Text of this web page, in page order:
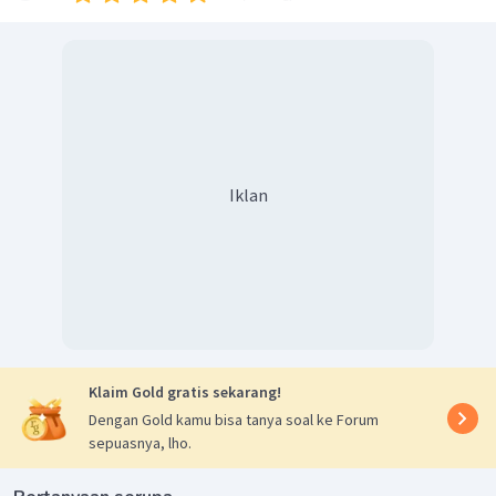
Iklan
Klaim Gold gratis sekarang!
Dengan Gold kamu bisa tanya soal ke Forum
sepuasnya, lho.